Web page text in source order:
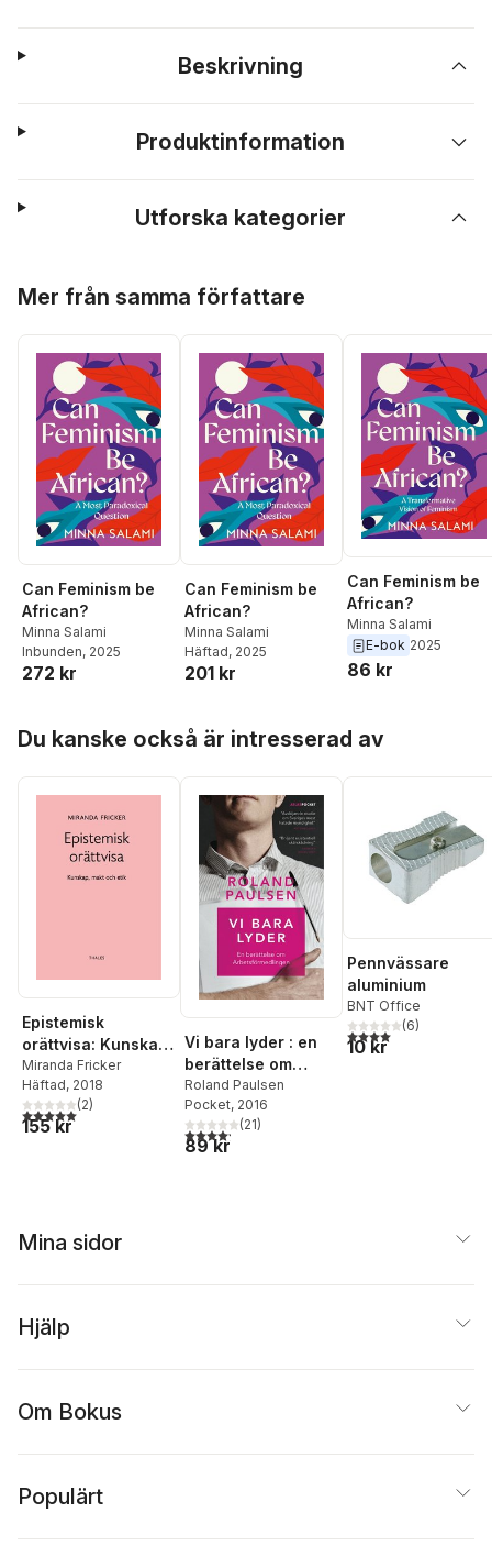
Beskrivning
Produktinformation
Utforska kategorier
Mer från samma författare
Can Feminism be
African?
Minna Salami
Inbunden, 2025
272 kr
Can Feminism be
African?
Minna Salami
Häftad, 2025
201 kr
Can Feminism be
African?
Minna Salami
E-bok 2025
86 kr
Du kanske också är intresserad av
Epistemisk
orättvisa: Kunskap,
makt och etik
Miranda Fricker
Häftad, 2018
5,0utav 5 stjärnor. Totalt antal röster:
(2)
155 kr
Vi bara lyder : en
berättelse om
Arbetsförmedlinge
n
Roland Paulsen
Pocket, 2016
4,2utav 5 stjärnor. Totalt antal röster:
(21)
89 kr
Pennvässare
aluminium
BNT Office
4,0utav 5 stjärnor.
(6)
10 kr
Mina sidor
Hjälp
Om Bokus
Populärt